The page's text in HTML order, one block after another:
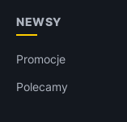
NEWSY
Promocje
Polecamy